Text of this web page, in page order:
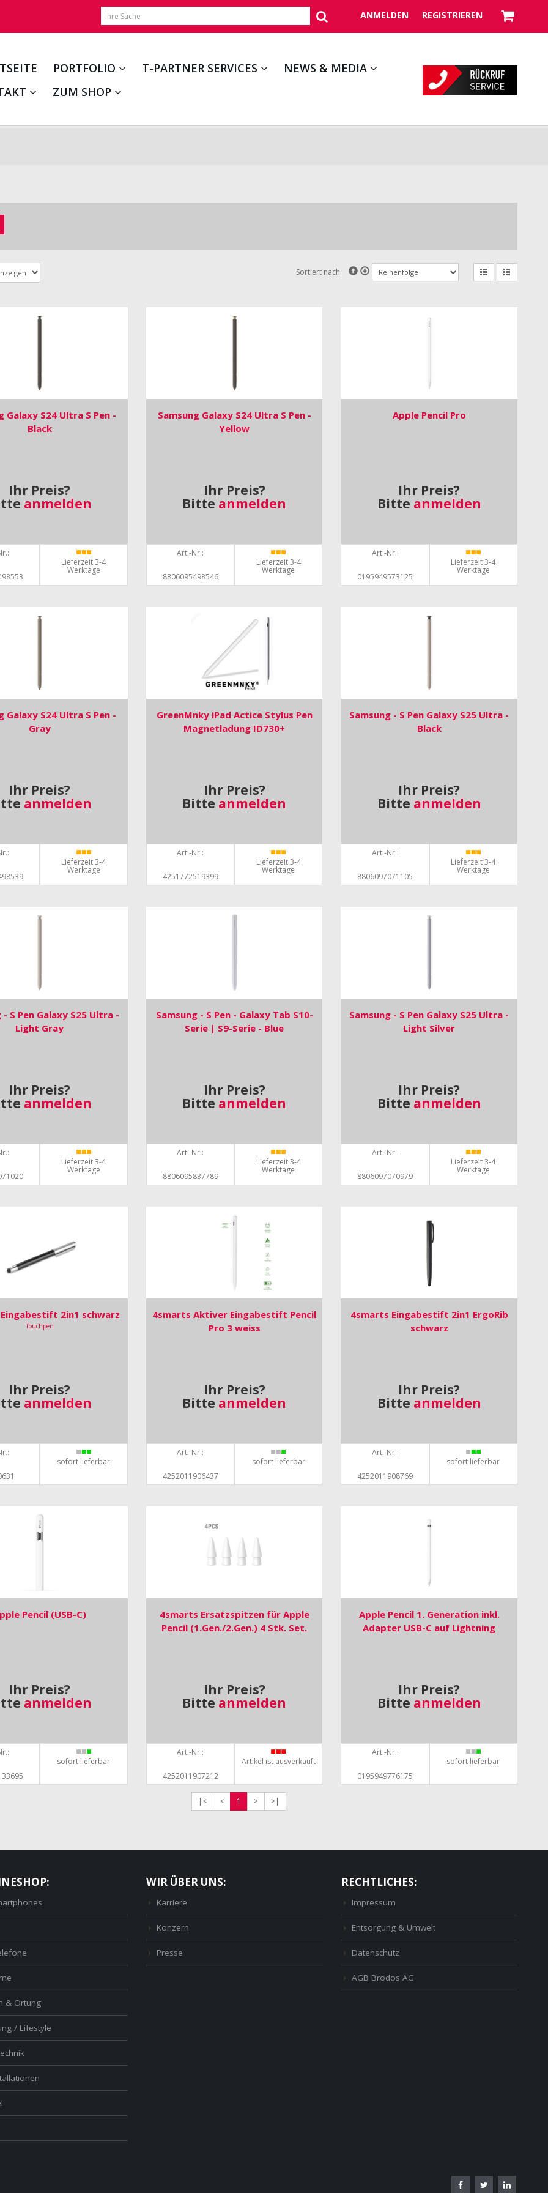
ANMELDEN REGISTRIEREN
PORTFOLIO T-PARTNER SERVICES
NEWS & MEDIA
ZUM SHOP
Sortiert nach
Galaxy S24 Ultra S Pen -
Black
Ihr Preis?
anmelden
Lieferzeit 3-4
Werktage
Samsung Galaxy S24 Ultra S Pen -
Yellow
Ihr Preis?
Bitte anmelden
Art.-Nr.:
8806095498546
Lieferzeit 3-4
Werktage
Apple Pencil Pro
Ihr Preis?
Bitte anmelden
Art.-Nr.:
0195949573125
Lieferzeit 3-4
Werktage
Galaxy S24 Ultra S Pen -
Gray
Ihr Preis?
anmelden
Lieferzeit 3-4
Werktage
GreenMnky iPad Actice Stylus Pen
Magnetladung ID730+
Ihr Preis?
Bitte anmelden
Art.-Nr.:
4251772519399
Lieferzeit 3-4
Werktage
Samsung - S Pen Galaxy S25 Ultra -
Black
Ihr Preis?
Bitte anmelden
Art.-Nr.:
8806097071105
Lieferzeit 3-4
Werktage
- S Pen Galaxy S25 Ultra -
Light Gray
Ihr Preis?
anmelden
Lieferzeit 3-4
Werktage
Samsung - S Pen - Galaxy Tab S10-
Serie | S9-Serie - Blue
Ihr Preis?
Bitte anmelden
Art.-Nr.:
8806095837789
Lieferzeit 3-4
Werktage
Samsung - S Pen Galaxy S25 Ultra -
Light Silver
Ihr Preis?
Bitte anmelden
Art.-Nr.:
8806097070979
Lieferzeit 3-4
Werktage
2in1 schwarz
Touchpen
Ihr Preis?
anmelden
sofort lieferbar
4smarts Aktiver Eingabestift Pencil
Pro 3 weiss
Ihr Preis?
Bitte anmelden
Art.-Nr.:
4252011906437
sofort lieferbar
4smarts Eingabestift 2in1 ErgoRib
schwarz
Ihr Preis?
Bitte anmelden
Art.-Nr.:
4252011908769
sofort lieferbar
Pencil (USB-C)
Ihr Preis?
anmelden
sofort lieferbar
4smarts Ersatzspitzen für Apple
Pencil (1.Gen./2.Gen.) 4 Stk. Set.
Ihr Preis?
Bitte anmelden
Art.-Nr.:
4252011907212
Artikel ist ausverkauft
Apple Pencil 1. Generation inkl.
Adapter USB-C auf Lightning
Ihr Preis?
Bitte anmelden
Art.-Nr.:
0195949776175
sofort lieferbar
|< < 1 > >|
& Ortung
/ Lifestyle
WIR ÜBER UNS:
Karriere
Konzern
Presse
RECHTLICHES:
Impressum
Entsorgung & Umwelt
Datenschutz
AGB Brodos AG